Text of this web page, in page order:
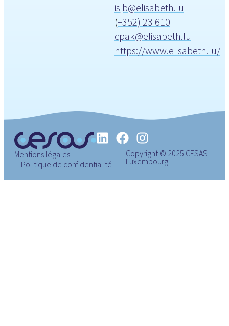
isjb@elisabeth.lu
(+352) 23 610
cpak@elisabeth.lu
https://www.elisabeth.lu/
Copyright © 2025 CESAS
Luxembourg.
Mentions légales
Politique de confidentialité